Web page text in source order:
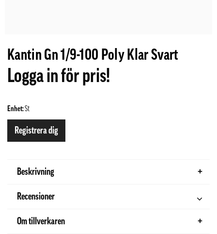
Kantin Gn 1/9-100 Poly Klar Svart
Logga in för pris!
Enhet:St
Registrera dig
Beskrivning
Recensioner
Om tillverkaren